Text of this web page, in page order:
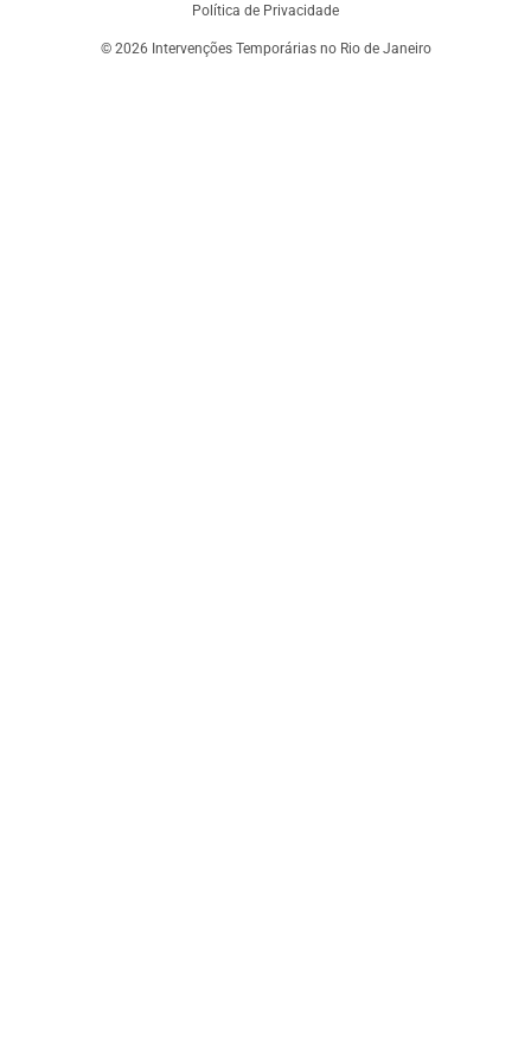
Política de Privacidade
© 2026 Intervenções Temporárias no Rio de Janeiro